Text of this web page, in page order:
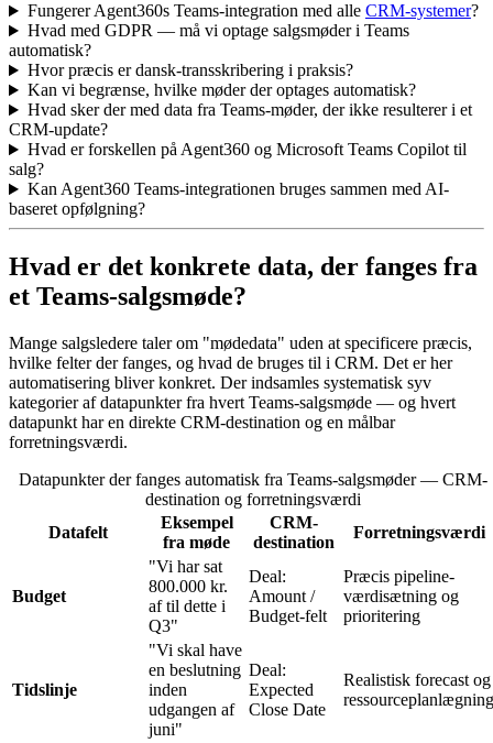
Fungerer Agent360s Teams-integration med alle CRM-systemer?
Hvad med GDPR — må vi optage salgsmøder i Teams
automatisk?
Hvor præcis er dansk-transskribering i praksis?
Kan vi begrænse, hvilke møder der optages automatisk?
Hvad sker der med data fra Teams-møder, der ikke resulterer i et
CRM-update?
Hvad er forskellen på Agent360 og Microsoft Teams Copilot til
salg?
Kan Agent360 Teams-integrationen bruges sammen med AI-
baseret opfølgning?
Hvad er det konkrete data, der fanges fra
et Teams-salgsmøde?
Mange salgsledere taler om "mødedata" uden at specificere præcis,
hvilke felter der fanges, og hvad de bruges til i CRM. Det er her
automatisering bliver konkret. Der indsamles systematisk syv
kategorier af datapunkter fra hvert Teams-salgsmøde — og hvert
datapunkt har en direkte CRM-destination og en målbar
forretningsværdi.
Datapunkter der fanges automatisk fra Teams-salgsmøder — CRM-
destination og forretningsværdi
Datafelt
Eksempel
fra møde
CRM-
destination
Forretningsværdi
Budget
"Vi har sat
800.000 kr.
af til dette i
Q3"
Deal:
Amount /
Budget-felt
Præcis pipeline-
værdisætning og
prioritering
Tidslinje
"Vi skal have
en beslutning
inden
udgangen af
juni"
Deal:
Expected
Close Date
Realistisk forecast og
ressourceplanlægning